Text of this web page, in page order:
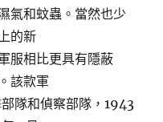
氣和蚊蟲。當然也少
的新
服相比更具有隱蔽
該款軍
隊和偵察部隊，1943